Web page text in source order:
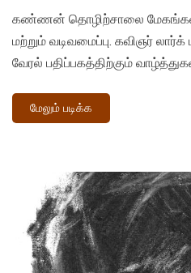
கண்ணன் தொழிற்சாலை
மற்றும் வடிவமைப்பு. கவிஞர்
வேரல் பதிப்பகத்திற்கும்
மேலும் படிக்க